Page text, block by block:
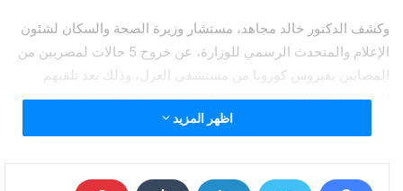
وكشف الدكتور خالد مجاهد، مستشار وزيرة الصحة والسكان لشئون
الإعلام والمتحدث الرسمي للوزارة، عن خروج 5 حالات لمصريين من
المصابين بفيروس كورونا من مستشفى العزل، وذلك بعد تلقيهم
الرعاية الطبية اللازمة وتمام شفائهم وفقًا لإرشادات منظمة الصحة
سلبية.
اظهر المزيد